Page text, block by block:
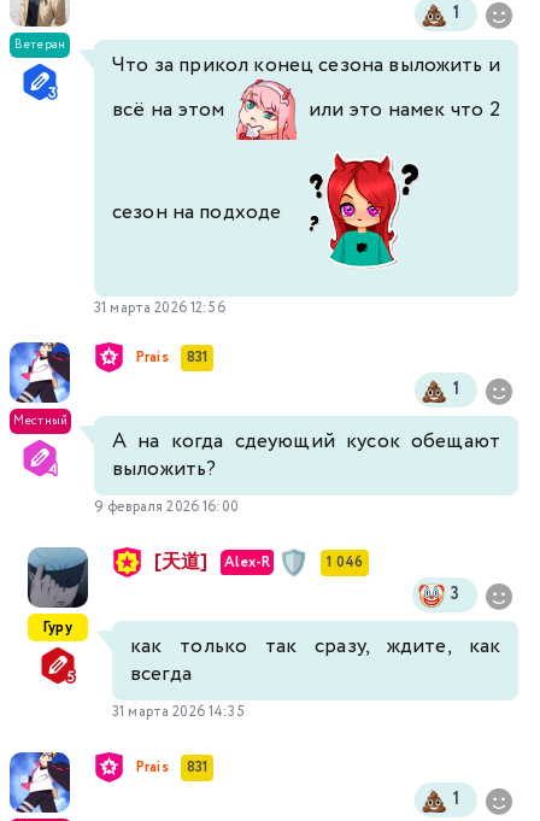
Ветеран
1
Что за прикол конец сезона выложить и
всё на этом
или это намек что 2
сезон на подходе
31 марта 2026 12:56
Местный
Prais 831
1
А на когда сдеующий кусок обещают
выложить?
9 февраля 2026 16:00
Гуру
[天道] Alex-R 1 046
3
как только так сразу, ждите, как
всегда
31 марта 2026 14:35
Prais 831
1